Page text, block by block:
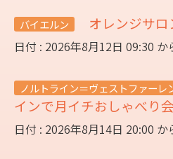
バイエルン オレンジサロ
日付 : 2026年8月12日 09:30 か
ノルトライン＝ヴェストファーレ
インで月イチおしゃべり会
日付 : 2026年8月14日 20:00 か